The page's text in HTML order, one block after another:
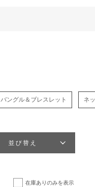
バングル＆ブレスレット ネ
並び替え
在庫ありのみを表示